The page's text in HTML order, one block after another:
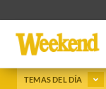
TEMAS DEL DÍA